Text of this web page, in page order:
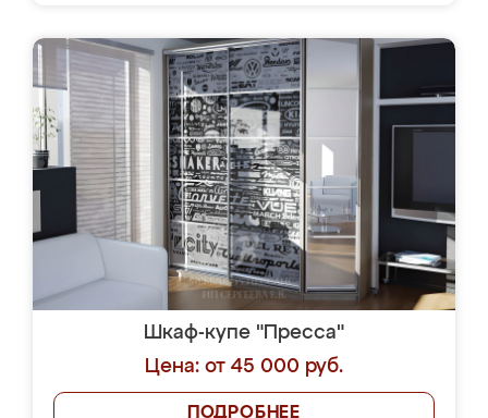
Шкаф-купе "Пресса"
Цена: от 45 000 руб.
ПОДРОБНЕЕ